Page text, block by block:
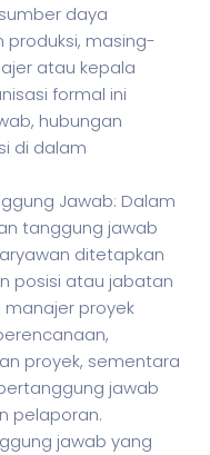
daya
masing-
atau kepala
formal ini
hubungan
di dalam
Jawab: Dalam
tanggung jawab
ditetapkan
posisi atau jabatan
manajer proyek
proyek, sementara
jawab
pelaporan.
jawab yang